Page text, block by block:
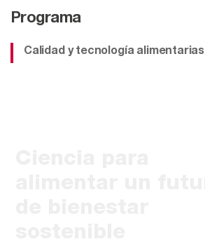
Programa
Calidad y tecnología alimentarias